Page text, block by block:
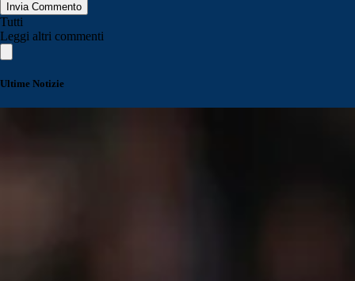
Invia Commento
Tutti
Leggi altri commenti
Ultime Notizie